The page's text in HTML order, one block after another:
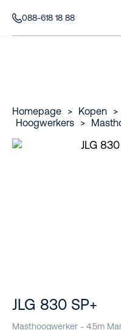
088-618 18 88
Homepage > Kopen >
Hoogwerkers
>
JLG 830 SP+
Masthoogwerker - 4.5m